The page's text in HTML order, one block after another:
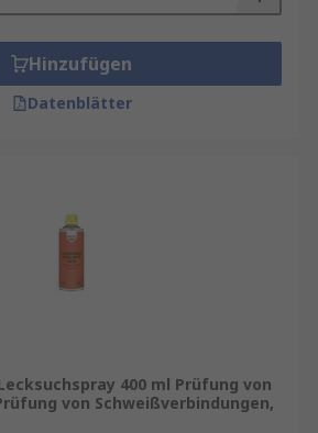
Hinzufügen
Datenblätter
400 ml Prüfung von
von Schweißverbindungen,